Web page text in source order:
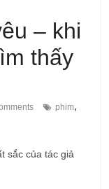
– khi
thấy
phim,
sắc của tác giả